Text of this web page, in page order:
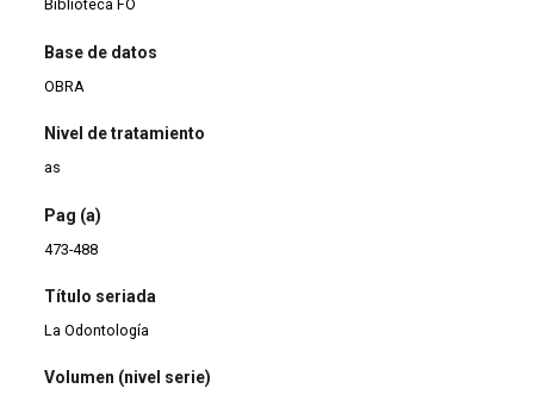
Biblioteca FO
Base de datos
OBRA
Nivel de tratamiento
as
Pag (a)
473-488
Título seriada
La Odontología
Volumen (nivel serie)